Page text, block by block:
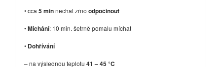
• cca 5 minnechat zrno odpočinout
•Míchání: 10 min. šetrně pomalu míchat
• Dohřívání
– na výslednou teplotu 41 – 45 °C